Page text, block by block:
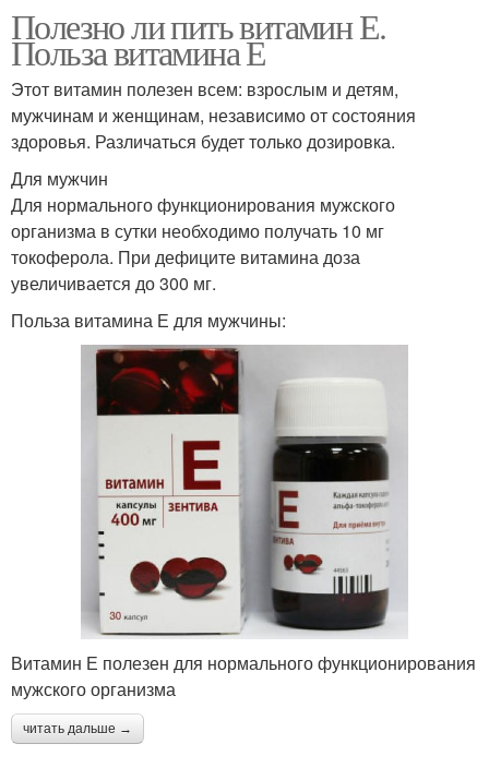
Полезно ли пить витамин Е.
Польза витамина Е
Этот витамин полезен всем: взрослым и детям,
мужчинам и женщинам, независимо от состояния
здоровья. Различаться будет только дозировка.
Для мужчин
Для нормального функционирования мужского
организма в сутки необходимо получать 10 мг
токоферола. При дефиците витамина доза
увеличивается до 300 мг.
Польза витамина Е для мужчины:
Витамин Е полезен для нормального функционирования
мужского организма
читать дальше →